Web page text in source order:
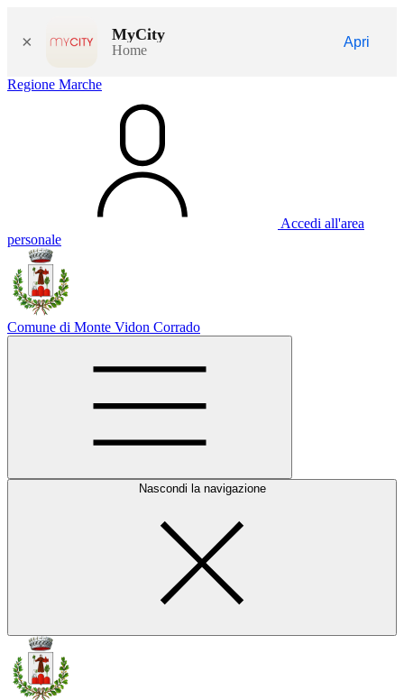
× MyCity
Home
Apri
Regione Marche
Accedi all'area
personale
Comune di Monte Vidon Corrado
Nascondi la navigazione